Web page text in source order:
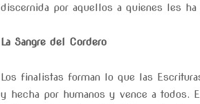
discernida por aquellos a quienes les
La Sangre del Cordero
Los finalistas forman lo que las
y hecha por humanos y vence a todos.